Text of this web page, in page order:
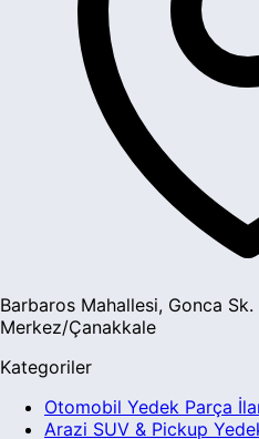
Barbaros Mahallesi, Gonca
Merkez/Çanakkale
Kategoriler
Otomobil Yedek Parça
Arazi SUV & Pickup